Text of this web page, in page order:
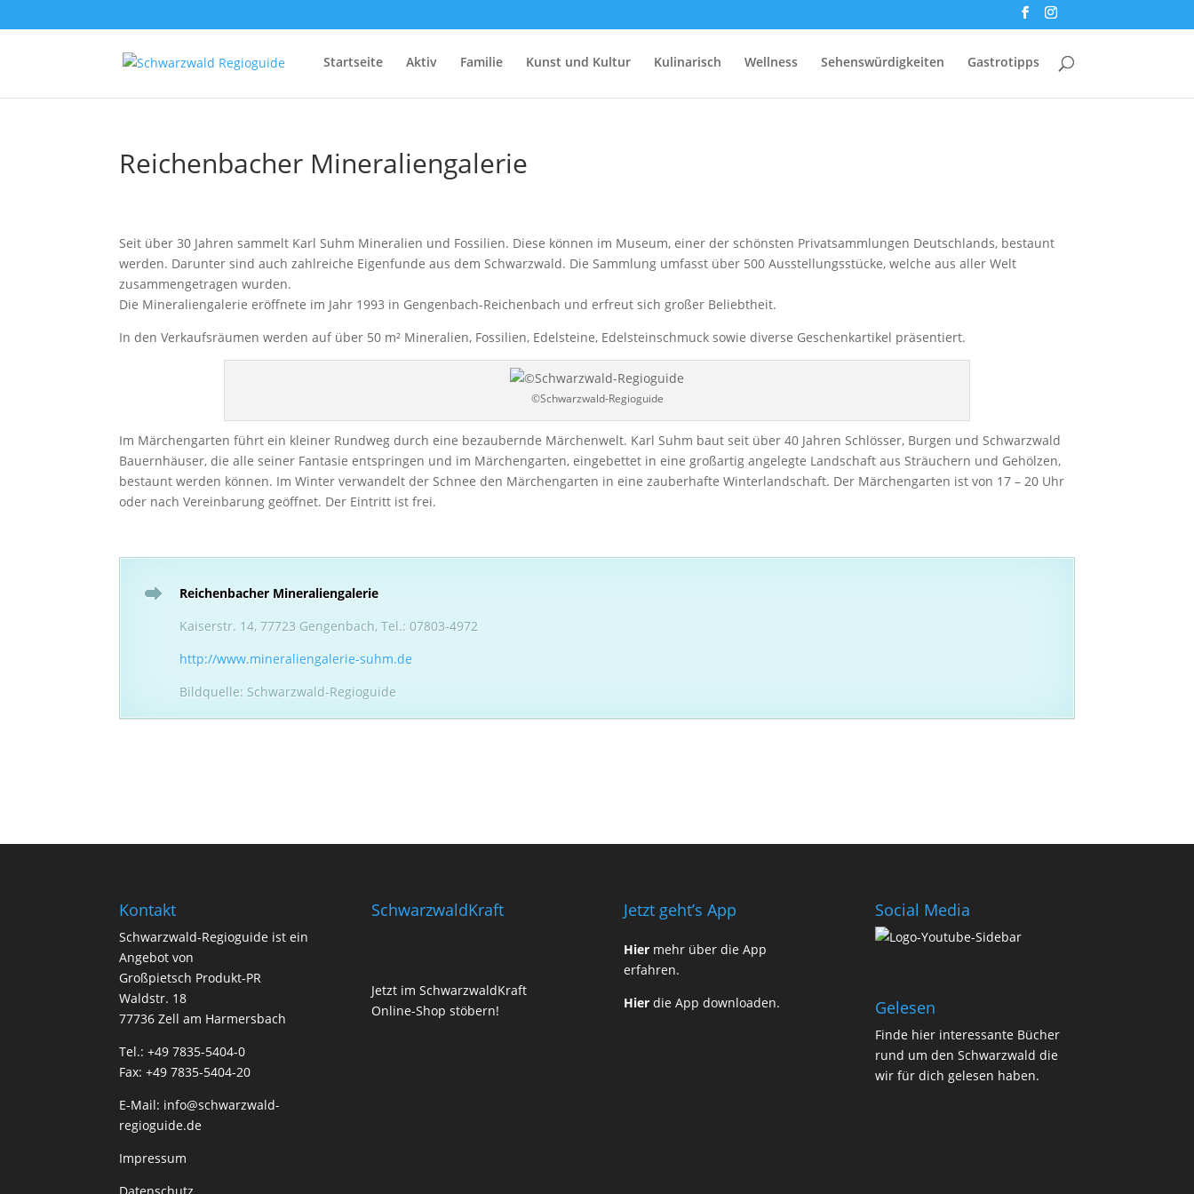
Startseite Aktiv Familie Kunst und Kultur Kulinarisch Wellness Sehenswürdigkeiten Gastrotipps
Reichenbacher Mineraliengalerie
Seit über 30 Jahren sammelt Karl Suhm Mineralien und Fossilien. Diese können im Museum, einer der schönsten Privatsammlungen Deutschlands, bestaunt
werden. Darunter sind auch zahlreiche Eigenfunde aus dem Schwarzwald. Die Sammlung umfasst über 500 Ausstellungsstücke, welche aus aller Welt
zusammengetragen wurden.
Die Mineraliengalerie eröffnete im Jahr 1993 in Gengenbach-Reichenbach und erfreut sich großer Beliebtheit.
In den Verkaufsräumen werden auf über 50 m² Mineralien, Fossilien, Edelsteine, Edelsteinschmuck sowie diverse Geschenkartikel präsentiert.
©Schwarzwald-Regioguide
Im Märchengarten führt ein kleiner Rundweg durch eine bezaubernde Märchenwelt. Karl Suhm baut seit über 40 Jahren Schlösser, Burgen und Schwarzwald
Bauernhäuser, die alle seiner Fantasie entspringen und im Märchengarten, eingebettet in eine großartig angelegte Landschaft aus Sträuchern und Gehölzen,
bestaunt werden können. Im Winter verwandelt der Schnee den Märchengarten in eine zauberhafte Winterlandschaft. Der Märchengarten ist von 17 – 20 Uhr
oder nach Vereinbarung geöffnet. Der Eintritt ist frei.
Reichenbacher Mineraliengalerie
Kaiserstr. 14, 77723 Gengenbach, Tel.: 07803-4972
http://www.mineraliengalerie-suhm.de
Bildquelle: Schwarzwald-Regioguide
Kontakt
Schwarzwald-Regioguide ist ein
Angebot von
Großpietsch Produkt-PR
Waldstr. 18
77736 Zell am Harmersbach
Tel.: +49 7835-5404-0
Fax: +49 7835-5404-20
E-Mail: info@schwarzwald-
regioguide.de
Impressum
Datenschutz
SchwarzwaldKraft
Jetzt im SchwarzwaldKraft
Online-Shop stöbern!
Jetzt geht’s App
Hiermehr über die App
erfahren.
Hierdie App downloaden.
Social Media
Gelesen
Finde hier interessante Bücher
rund um den Schwarzwald die
wir für dich gelesen haben.